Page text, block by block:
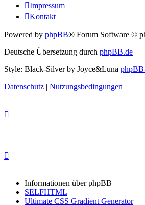
Impressum
Kontakt
Powered by phpBB® Forum Software ©
Deutsche Übersetzung durch phpBB.de
Style: Black-Silver by Joyce&Luna
Datenschutz | Nutzungsbedingungen
Informationen über phpBB
SELFHTML
Ultimate CSS Gradient Generator